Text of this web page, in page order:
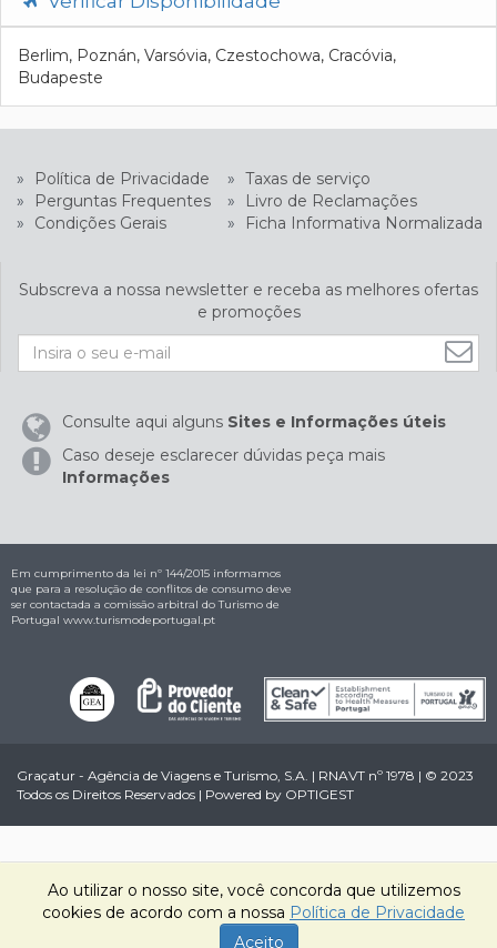
Berlim, Poznán, Varsóvia, Czestochowa, Cracóvia,
Budapeste
» Política de Privacidade » Taxas de serviço
»
Perguntas Frequentes »
Livro de Reclamações
»
Condições Gerais » Ficha Informativa Normalizada
Subscreva a nossa newsletter e receba as melhores ofertas
e promoções
Consulte aqui alguns Sites e Informações úteis
Caso deseje esclarecer dúvidas peça mais
Informações
Em cumprimento da lei nº 144/2015 informamos
que para a resolução de conflitos de consumo deve
ser contactada a comissão arbitral do Turismo de
Portugal www.turismodeportugal.pt
Graçatur - Agência de Viagens e Turismo, S.A. | RNAVT nº 1978 | © 2023
Todos os Direitos Reservados | Powered by OPTIGEST
Ao utilizar o nosso site, você concorda que utilizemos
cookies de acordo com a nossa Política de Privacidade
Aceito